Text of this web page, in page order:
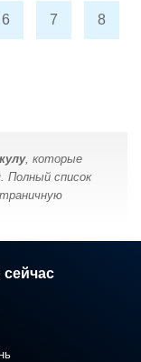
6 7 8
, которые
Полный список